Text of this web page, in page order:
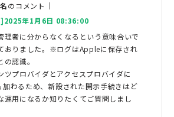
のコメント｜
年1月6日 08:36:00
理者に分からなくなるという意味合いで
おりました。※ログはAppleに保存され
の認識。
ツプロバイダとアクセスプロバイダに
わるため、新設された開示手続きはど
運用になるか知りたくてご質問しまし